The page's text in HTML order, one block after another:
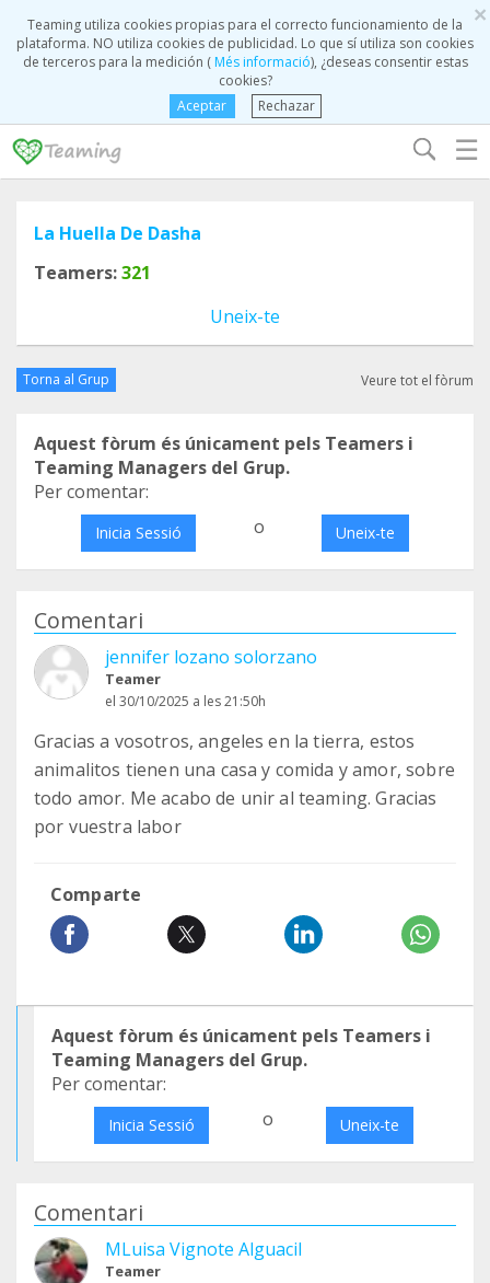
×
Teaming utiliza cookies propias para el correcto funcionamiento de la
plataforma. NO utiliza cookies de publicidad. Lo que sí utiliza son cookies
de terceros para la medición (Més informació), ¿deseas consentir estas
cookies?
Aceptar
Rechazar
☰
La Huella De Dasha
Teamers:321
Uneix-te
Torna al Grup Veure tot el fòrum
Aquest fòrum és únicament pels Teamers i
Teaming Managers del Grup.
Per comentar:
Inicia Sessió o Uneix-te
Comentari
jennifer lozano solorzano
Teamer
el 30/10/2025 a les 21:50h
Gracias a vosotros, angeles en la tierra, estos
animalitos tienen una casa y comida y amor, sobre
todo amor. Me acabo de unir al teaming. Gracias
por vuestra labor
Comparte
Aquest fòrum és únicament pels Teamers i
Teaming Managers del Grup.
Per comentar:
Inicia Sessió o Uneix-te
Comentari
MLuisa Vignote Alguacil
Teamer